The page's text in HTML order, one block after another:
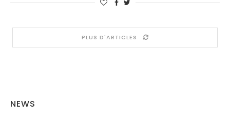
PLUS D'ARTICLES
NEWS